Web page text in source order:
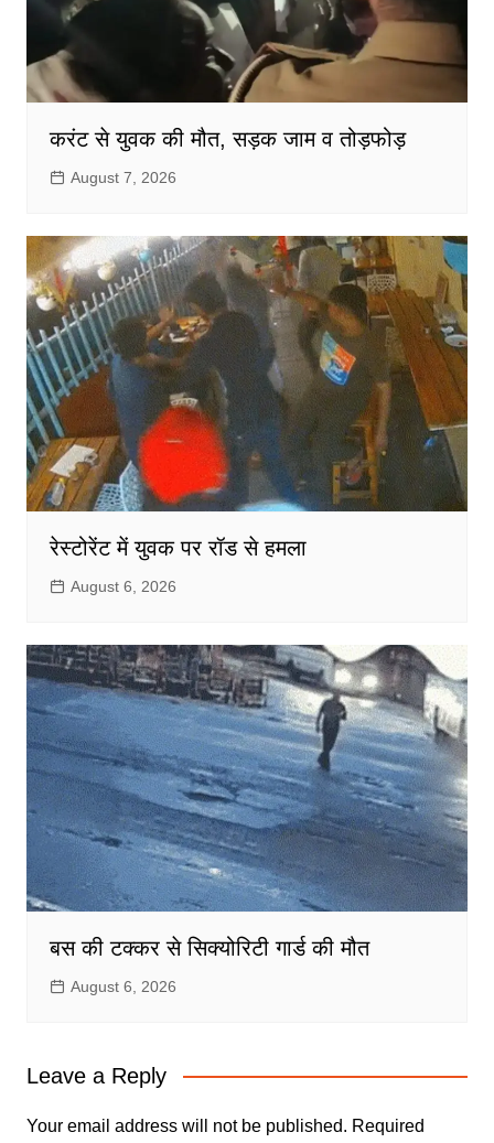
करंट से युवक की मौत, सड़क जाम व तोड़फोड़
August 7, 2026
रेस्टोरेंट में युवक पर रॉड से हमला
August 6, 2026
बस की टक्कर से सिक्योरिटी गार्ड की मौत
August 6, 2026
Leave a Reply
Your email address will not be published. Required